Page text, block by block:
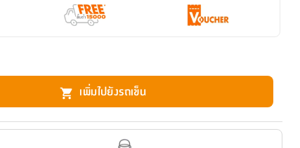
เพิ่มไปยังรถเข็น